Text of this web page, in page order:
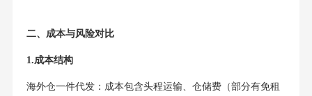
二、成本与风险对比
1.成本结构
海外仓一件代发：成本包含头程运输、仓储费（部分有免租